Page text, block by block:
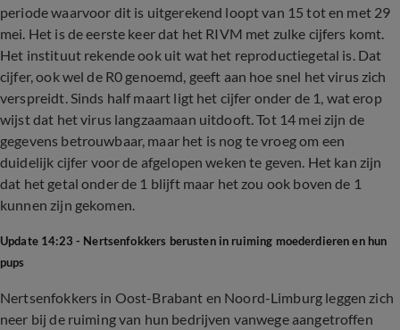
periode waarvoor dit is uitgerekend loopt van 15 tot en met 29
mei. Het is de eerste keer dat het RIVM met zulke cijfers komt.
Het instituut rekende ook uit wat het reproductiegetal is. Dat
cijfer, ook wel de R0 genoemd, geeft aan hoe snel het virus zich
verspreidt. Sinds half maart ligt het cijfer onder de 1, wat erop
wijst dat het virus langzaamaan uitdooft. Tot 14 mei zijn de
gegevens betrouwbaar, maar het is nog te vroeg om een
duidelijk cijfer voor de afgelopen weken te geven. Het kan zijn
dat het getal onder de 1 blijft maar het zou ook boven de 1
kunnen zijn gekomen.
Update 14:23 - Nertsenfokkers berusten in ruiming moederdieren en hun
pups
Nertsenfokkers in Oost-Brabant en Noord-Limburg leggen zich
neer bij de ruiming van hun bedrijven vanwege aangetroffen